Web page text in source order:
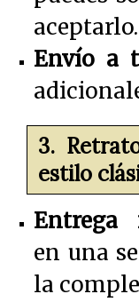
aceptarlo.
Envío a
3.
estilo
Entrega
en una
la